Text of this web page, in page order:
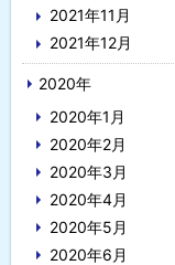
2021年11月
2021年12月
2020年
2020年1月
2020年2月
2020年3月
2020年4月
2020年5月
2020年6月